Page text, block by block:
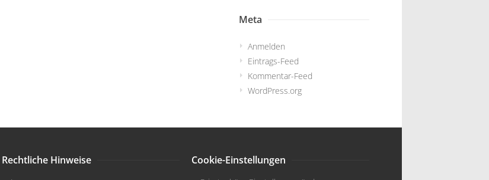
Meta
Anmelden
Eintrags-Feed
Kommentar-Feed
WordPress.org
Rechtliche Hinweise Cookie-Einstellungen